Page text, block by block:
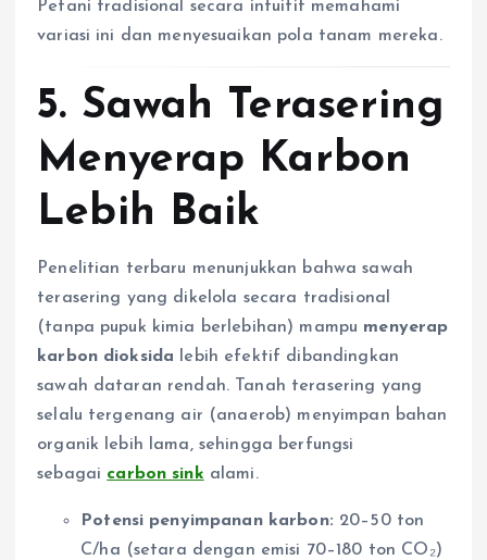
Petani tradisional secara intuitif memahami
variasi ini dan menyesuaikan pola tanam mereka.
5. Sawah Terasering
Menyerap Karbon
Lebih Baik
Penelitian terbaru menunjukkan bahwa sawah
terasering yang dikelola secara tradisional
(tanpa pupuk kimia berlebihan) mampu menyerap
karbon dioksida lebih efektif dibandingkan
sawah dataran rendah. Tanah terasering yang
selalu tergenang air (anaerob) menyimpan bahan
organik lebih lama, sehingga berfungsi
sebagai carbon sink alami.
Potensi penyimpanan karbon: 20–50 ton
C/ha (setara dengan emisi 70–180 ton CO₂)